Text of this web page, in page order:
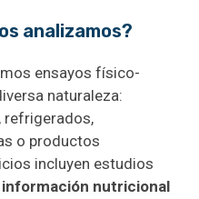
analizamos?
ensayos físico-
naturaleza:
refrigerados,
o productos
incluyen estudios
información nutricional